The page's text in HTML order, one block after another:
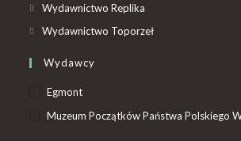
Wydawnictwo Replika
Wydawnictwo Toporzeł
Wydawcy
Egmont
Muzeum Początków Państwa Polskiego